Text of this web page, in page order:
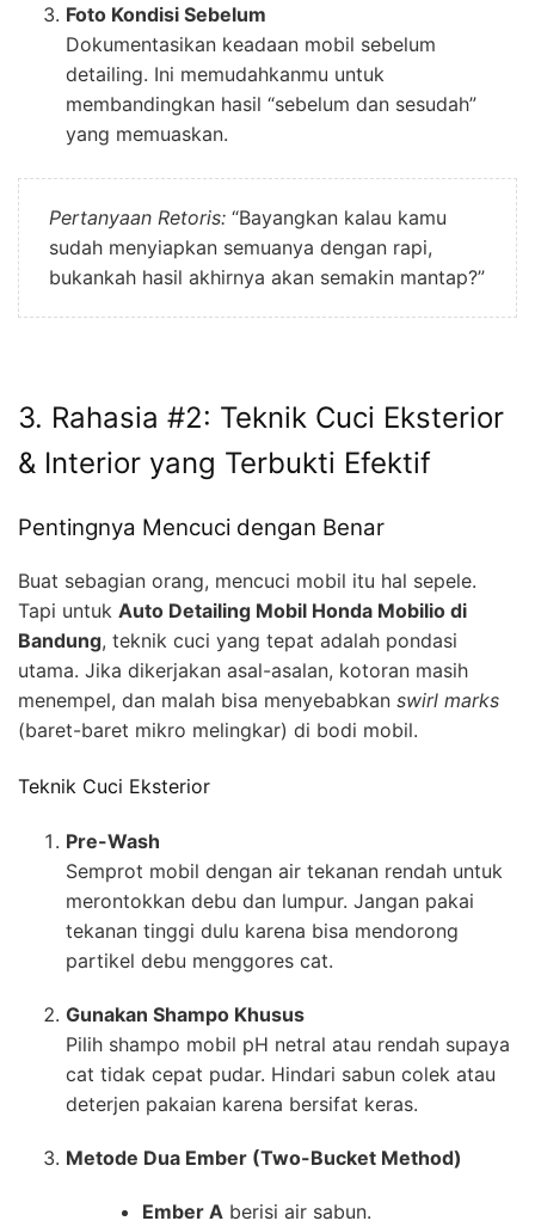
Foto Kondisi Sebelum
Dokumentasikan keadaan mobil sebelum
detailing. Ini memudahkanmu untuk
membandingkan hasil “sebelum dan sesudah”
yang memuaskan.
Pertanyaan Retoris: “Bayangkan kalau kamu
sudah menyiapkan semuanya dengan rapi,
bukankah hasil akhirnya akan semakin mantap?”
3. Rahasia #2: Teknik Cuci Eksterior
& Interior yang Terbukti Efektif
Pentingnya Mencuci dengan Benar
Buat sebagian orang, mencuci mobil itu hal sepele.
Tapi untuk Auto Detailing Mobil Honda Mobilio di
Bandung, teknik cuci yang tepat adalah pondasi
utama. Jika dikerjakan asal-asalan, kotoran masih
menempel, dan malah bisa menyebabkan swirl marks
(baret-baret mikro melingkar) di bodi mobil.
Teknik Cuci Eksterior
Pre-Wash
Semprot mobil dengan air tekanan rendah untuk
merontokkan debu dan lumpur. Jangan pakai
tekanan tinggi dulu karena bisa mendorong
partikel debu menggores cat.
Gunakan Shampo Khusus
Pilih shampo mobil pH netral atau rendah supaya
cat tidak cepat pudar. Hindari sabun colek atau
deterjen pakaian karena bersifat keras.
Metode Dua Ember (Two-Bucket Method)
Ember A berisi air sabun.